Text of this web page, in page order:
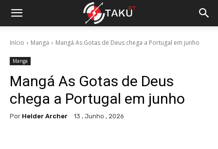
Início Manga Mangá As Gotas de Deus chega a Portugal em junho
Manga
Mangá As Gotas de Deus
chega a Portugal em junho
Por Helder Archer 13 , Junho , 2026